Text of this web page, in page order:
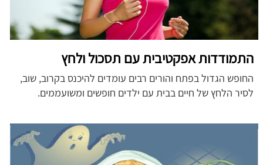
התמודדות אפקטיבית עם תסכול ולחץ
החופש הגדול בפתח והורים רבים עומדים להיכנס בקרוב, שוב,
לסיר הלחץ של חיים בבית עם ילדים חופשים ומשועממים.